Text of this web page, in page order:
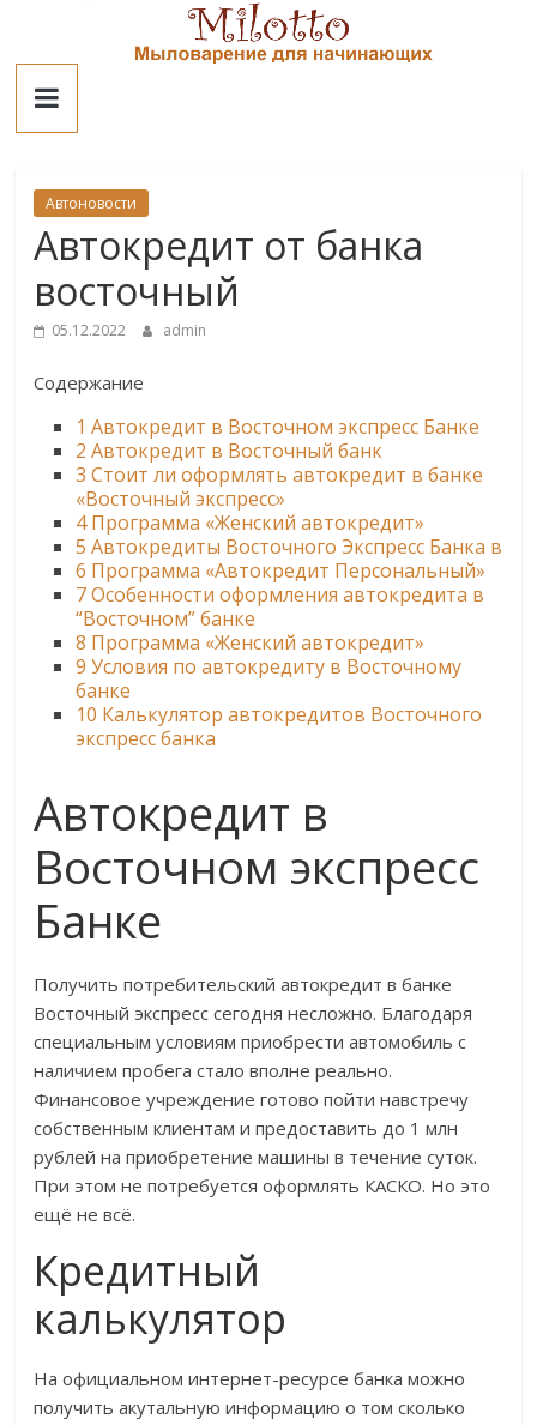
contentМилотто
Автоновости
Автокредит от банка
восточный
05.12.2022 admin
Содержание
1 Автокредит в Восточном экспресс Банке
2 Автокредит в Восточный банк
3 Стоит ли оформлять автокредит в банке
«Восточный экспресс»
4Программа «Женский автокредит»
5 Автокредиты Восточного Экспресс Банка в
6 Программа «Автокредит Персональный»
7Особенности оформления автокредита в
“Восточном” банке
8 Программа «Женский автокредит»
9 Условия по автокредиту в Восточному
банке
10 Калькулятор автокредитов Восточного
экспресс банка
Автокредит в
Восточном экспресс
Банке
Получить потребительский автокредит в банке
Восточный экспресс сегодня несложно. Благодаря
специальным условиям приобрести автомобиль с
наличием пробега стало вполне реально.
Финансовое учреждение готово пойти навстречу
собственным клиентам и предоставить до 1 млн
рублей на приобретение машины в течение суток.
При этом не потребуется оформлять КАСКО. Но это
ещё не всё.
Кредитный
калькулятор
На официальном интернет-ресурсе банка можно
получить акутальную информацию о том сколько